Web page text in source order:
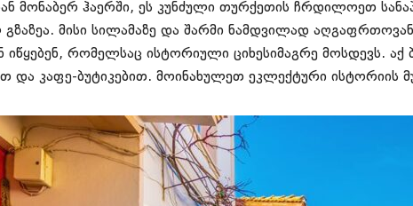
მონაბერ ჰაერში, ეს კუნძული თურქეთის ჩრდილოეთ
მისი სილამაზე და შარმი ნამდვილად
იწყებენ, რომელსაც ისტორიული ციხესიმაგრე მოსდევს.
და კაფე-ბუტიკებით. მოინახულეთ ეკლექტური ისტორიის